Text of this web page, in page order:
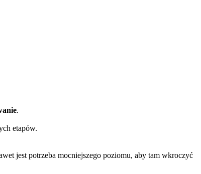
.
etapów.
jest potrzeba mocniejszego poziomu, aby tam wkroczyć